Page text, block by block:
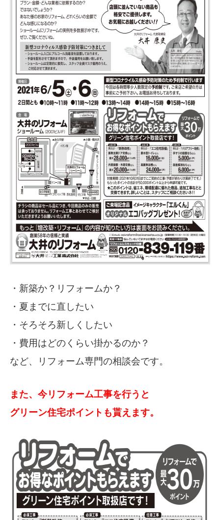
・新築か？リフォームか？
・夏までに直したい
・そろそろ新しくしたい
・費用はどのくらい掛かるのか？
など、リフォーム専門の相談会です。
また、今リフォーム工事を行うと
グリーン住宅ポイントも貰えます。